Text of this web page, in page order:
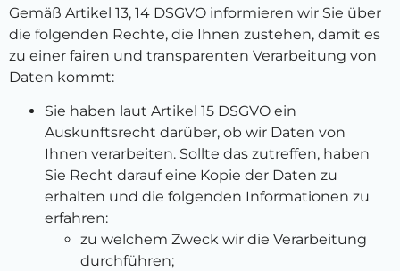
Gemäß Artikel 13, 14 DSGVO informieren wir Sie über
die folgenden Rechte, die Ihnen zustehen, damit es
zu einer fairen und transparenten Verarbeitung von
Daten kommt:
Sie haben laut Artikel 15 DSGVO ein
Auskunftsrecht darüber, ob wir Daten von
Ihnen verarbeiten. Sollte das zutreffen, haben
Sie Recht darauf eine Kopie der Daten zu
erhalten und die folgenden Informationen zu
erfahren:
zu welchem Zweck wir die Verarbeitung
durchführen;